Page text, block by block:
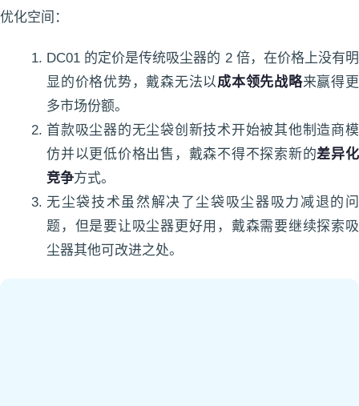
优化空间：
DC01 的定价是传统吸尘器的 2 倍，在价格上没有明
显的价格优势，戴森无法以成本领先战略来赢得更
多市场份额。
首款吸尘器的无尘袋创新技术开始被其他制造商模
仿并以更低价格出售，戴森不得不探索新的差异化
竞争方式。
无尘袋技术虽然解决了尘袋吸尘器吸力减退的问
题，但是要让吸尘器更好用，戴森需要继续探索吸
尘器其他可改进之处。